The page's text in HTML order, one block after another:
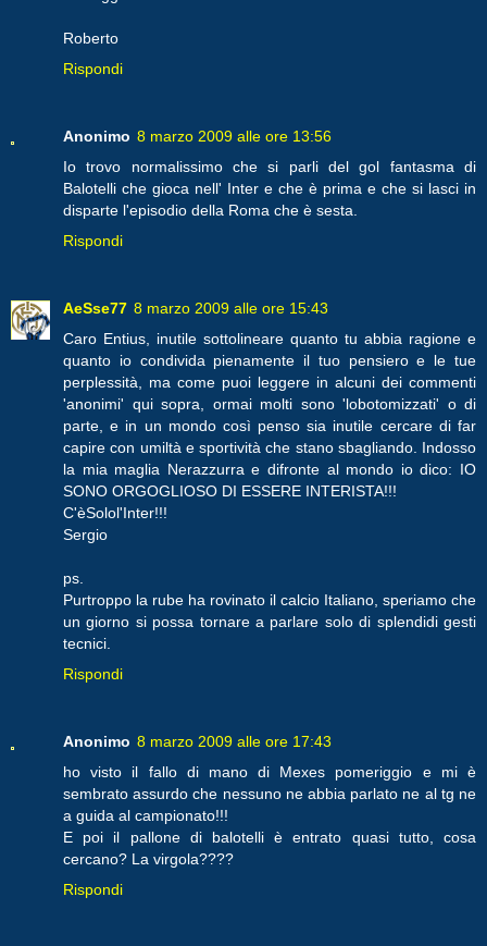
Roberto
Rispondi
Anonimo 8 marzo 2009 alle ore 13:56
Io trovo normalissimo che si parli del gol fantasma di
Balotelli che gioca nell' Inter e che è prima e che si lasci in
disparte l'episodio della Roma che è sesta.
Rispondi
AeSse77 8 marzo 2009 alle ore 15:43
Caro Entius, inutile sottolineare quanto tu abbia ragione e
quanto io condivida pienamente il tuo pensiero e le tue
perplessità, ma come puoi leggere in alcuni dei commenti
'anonimi' qui sopra, ormai molti sono 'lobotomizzati' o di
parte, e in un mondo così penso sia inutile cercare di far
capire con umiltà e sportività che stano sbagliando. Indosso
la mia maglia Nerazzurra e difronte al mondo io dico: IO
SONO ORGOGLIOSO DI ESSERE INTERISTA!!!
C'èSolol'Inter!!!
Sergio
ps.
Purtroppo la rube ha rovinato il calcio Italiano, speriamo che
un giorno si possa tornare a parlare solo di splendidi gesti
tecnici.
Rispondi
Anonimo 8 marzo 2009 alle ore 17:43
ho visto il fallo di mano di Mexes pomeriggio e mi è
sembrato assurdo che nessuno ne abbia parlato ne al tg ne
a guida al campionato!!!
E poi il pallone di balotelli è entrato quasi tutto, cosa
cercano? La virgola????
Rispondi